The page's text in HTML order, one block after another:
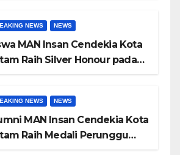
NEWS NEWS
MAN Insan Cendekia Kota
Raih Silver Honour pada
NEWS NEWS
MAN Insan Cendekia Kota
Raih Medali Perunggu